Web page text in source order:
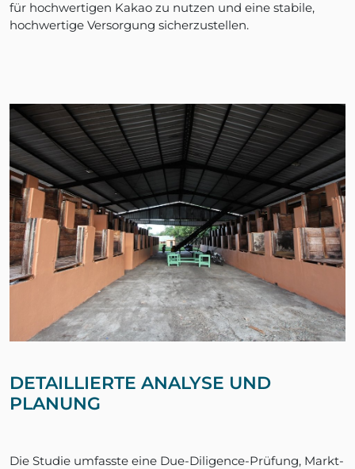
für hochwertigen Kakao zu nutzen und eine stabile,
hochwertige Versorgung sicherzustellen.
DETAILLIERTE ANALYSE UND
PLANUNG
Die Studie umfasste eine Due-Diligence-Prüfung, Markt-